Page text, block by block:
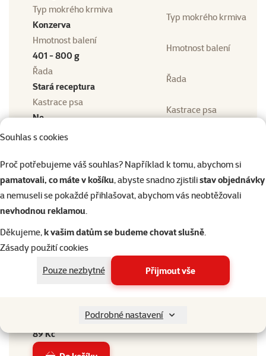
Souhlas s cookies
Proč potřebujeme váš souhlas? Například k tomu, abychom si
pamatovali, co máte v košíku, abyste snadno zjistilistav objednávky
a nemuseli se pokaždé přihlašovat, abychom vás neobtěžovali
nevhodnou reklamou.
Děkujeme,k vašim datům se budeme chovat slušně.
Zásady použití cookies
Pouze nezbytné
Přijmout vše
Podrobné nastavení
Typ mokrého krmiva
Konzerva
Typ mokrého krmiva
Hmotnost balení
401 - 800 g
Hmotnost balení
Řada
Stará receptura
Řada
Kastrace psa
Ne
Kastrace psa
Alergie psa
Bez lepku (gluten free),
Bez obilovin (grain free),
Bez vajec
Alergie psa
Styl života psa
Styl života psa
Zdravotní omezení psa
Bez zdravotních omezení,
Zdravotní omezení psa
89 Kč